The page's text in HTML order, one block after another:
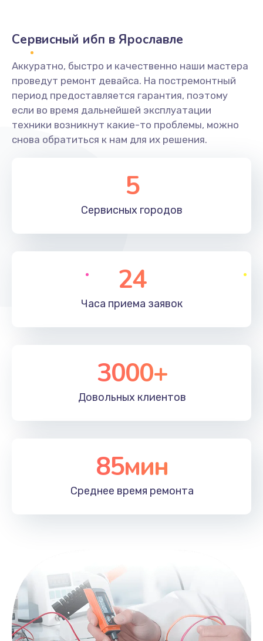
Сервисный ибп в Ярославле
Аккуратно, быстро и качественно наши мастера
проведут ремонт девайса. На постремонтный
период предоставляется гарантия, поэтому
если во время дальнейшей эксплуатации
техники возникнут какие-то проблемы, можно
снова обратиться к нам для их решения.
5
Сервисных городов
24
Часа приема заявок
3000+
Довольных клиентов
85мин
Среднее время ремонта